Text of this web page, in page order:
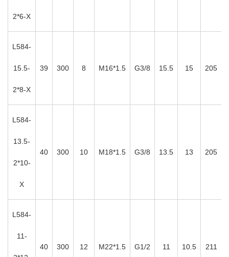
2*6-X
L584-
15.5-
2*8-X
39 300 8 M16*1.5 G3/8 15.5 15 205
L584-
13.5-
2*10-
X
40 300 10 M18*1.5 G3/8 13.5 13 205
L584-
11-
40 300 12 M22*1.5 G1/2 11 10.5 211